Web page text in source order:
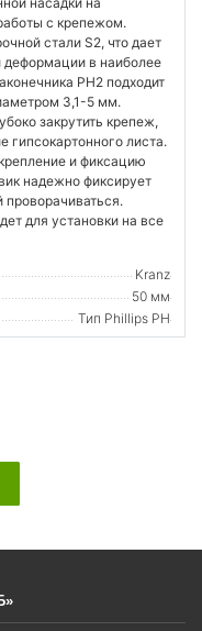
с крепежом.
стали S2, что дает
в наиболее
PH2 подходит
3,1-5 мм.
закрутить крепеж,
листа.
и фиксацию
надежно фиксирует
проворачиваться.
для установки на все
Kranz
50 мм
Тип Phillips PH